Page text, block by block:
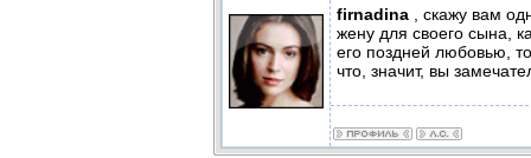
firnadina
, скажу вам
жену для своего сына,
его поздней любовью,
что, значит, вы